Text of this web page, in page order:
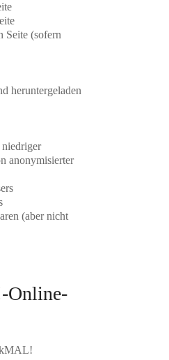
Seite (sofern
heruntergeladen
anonymisierter
(aber nicht
Online-